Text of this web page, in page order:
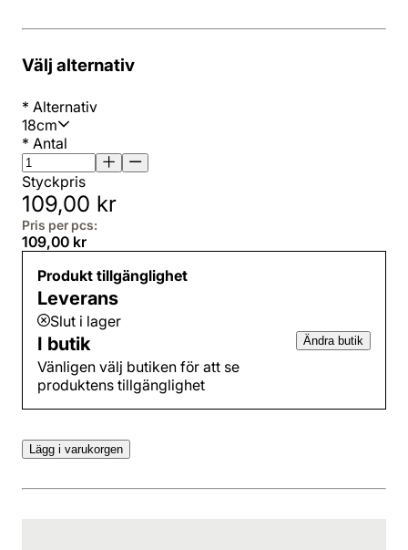
Välj alternativ
* Alternativ
18cm
* Antal
Styckpris
109,00 kr
Pris per pcs:
109,00 kr
Produkt tillgänglighet
Leverans
Slut i lager
I butik
Vänligen välj butiken för att se
produktens tillgänglighet
Ändra butik
Lägg i varukorgen